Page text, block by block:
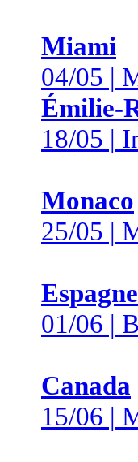
Miami
04/05 |
Émilie-
18/05 |
Monaco
25/05 |
Espagne
01/06 |
Canada
15/06 |